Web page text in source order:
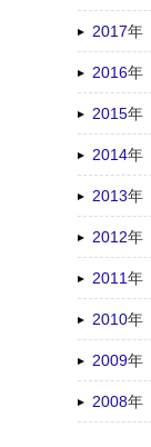
2017年
2016年
2015年
2014年
2013年
2012年
2011年
2010年
2009年
2008年